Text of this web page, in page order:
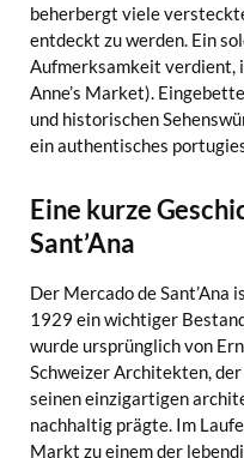
beherbergt viele
entdeckt zu werden. Ein
Aufmerksamkeit verdient,
Anne’s Market).
und historischen
ein authentisches
Eine kurze
Sant’Ana
Der Mercado de Sant’Ana
1929 ein wichtiger
wurde ursprünglich von
Schweizer Architekten,
seinen einzigartigen
nachhaltig prägte. Im
Markt zu einem der